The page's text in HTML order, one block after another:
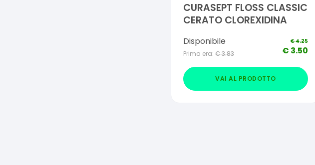
CURASEPT FLOSS CLASSIC
CERATO CLOREXIDINA
Disponibile
Prima era: €3.83
€4.25
€ 3.50
VAI AL PRODOTTO